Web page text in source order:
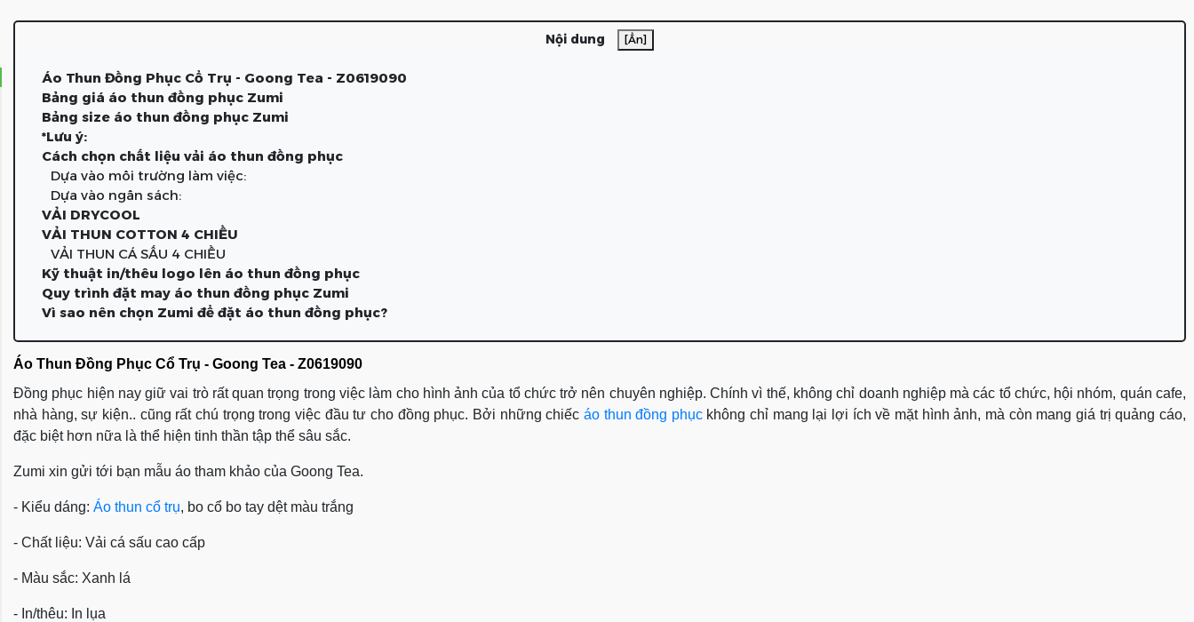
Nội dung [Ẩn]
Áo Thun Đồng Phục Cổ Trụ - Goong Tea - Z0619090
Bảng giá áo thun đồng phục Zumi
Bảng size áo thun đồng phục Zumi
*Lưu ý:
Cách chọn chất liệu vải áo thun đồng phục
Dựa vào môi trường làm việc:
Dựa vào ngân sách:
VẢI DRYCOOL
VẢI THUN COTTON 4 CHIỀU
VẢI THUN CÁ SẤU 4 CHIỀU
Kỹ thuật in/thêu logo lên áo thun đồng phục
Quy trình đặt may áo thun đồng phục Zumi
Vì sao nên chọn Zumi để đặt áo thun đồng phục?
Áo Thun Đồng Phục Cổ Trụ - Goong Tea - Z0619090
Đồng phục hiện nay giữ vai trò rất quan trọng trong việc làm cho hình ảnh của tổ chức trở nên chuyên nghiệp. Chính vì thế, không chỉ doanh nghiệp mà các tổ chức, hội nhóm, quán cafe,
nhà hàng, sự kiện.. cũng rất chú trọng trong việc đầu tư cho đồng phục. Bởi những chiếc áo thun đồng phụckhông chỉ mang lại lợi ích về mặt hình ảnh, mà còn mang giá trị quảng cáo,
đặc biệt hơn nữa là thể hiện tinh thần tập thể sâu sắc.
Zumi xin gửi tới bạn mẫu áo tham khảo của Goong Tea.
- Kiểu dáng: Áo thun cổ trụ, bo cổ bo tay dệt màu trắng
- Chất liệu: Vải cá sấu cao cấp
- Màu sắc: Xanh lá
- In/thêu: In lụa